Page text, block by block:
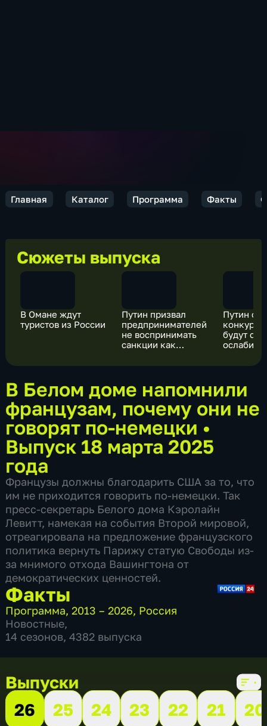
Главная Каталог Программа Факты
Сюжеты выпуска
В Омане ждут
туристов из России
Путин призвал
предпринимателей
не воспринимать
санкции как
Путин о
будут
В Белом доме напомнили
французам, почему они не
говорят по-немецки •
Выпуск 18 марта 2025
года
Французы должны благодарить США за то, что
им не приходится говорить по-немецки. Так
пресс-секретарь Белого дома Кэролайн
Левитт, намекая на события Второй мировой,
отреагировала на предложение французского
политика вернуть Парижу статую Свободы из-
за мнимого отхода Вашингтона от
демократических ценностей.
Факты
Программа,2013 – 2026, Россия
Новостные,
14 сезонов, 4382 выпуска
Выпуски
26
25 24 23 22 21
20